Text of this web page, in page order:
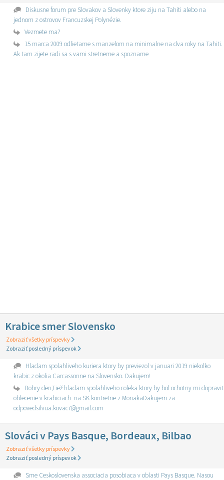
Diskusne forum pre Slovakov a Slovenky ktore ziju na Tahiti alebo na
jednom z ostrovov Francuzskej Polynézie.
Vezmete ma?
15 marca 2009 odlietame s manzelom na minimalne na dva roky na Tahiti.
Ak tam zijete radi sa s vami stretneme a spozname
Krabice smer Slovensko
Zobraziť všetky príspevky
Zobraziť posledný príspevok
Hladam spolahliveho kuriera ktory by previezol v januari 2019 niekolko
krabic z okolia Carcassonne na Slovensko. Dakujem!
Dobry den,Tiež hladam spolahliveho coleka ktory by bol ochotny mi dopravit
oblecenie v krabiciach na SK kontretne z MonakaDakujem za
odpovedsilvua.kovac7@gmail.com
Slováci v Pays Basque, Bordeaux, Bilbao
Zobraziť všetky príspevky
Zobraziť posledný príspevok
Sme Ceskoslovenska associacia posobiaca v oblasti Pays Basque. Nasou